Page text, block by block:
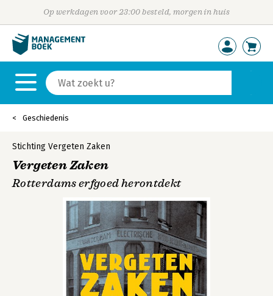
Op werkdagen voor 23:00 besteld, morgen in huis
Geschiedenis
Stichting Vergeten Zaken
Vergeten Zaken
Rotterdams erfgoed herontdekt